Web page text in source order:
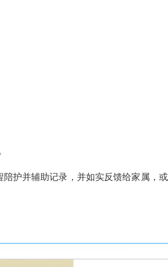
护并辅助记录，并如实反馈给家属，